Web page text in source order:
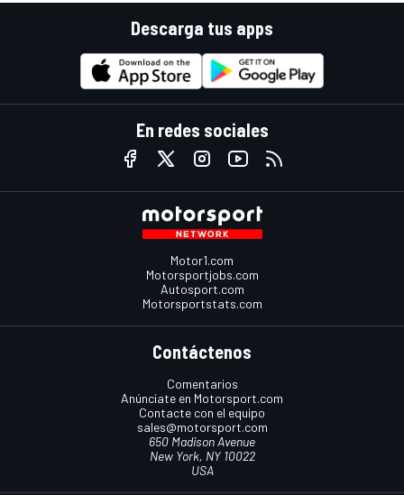
Descarga tus apps
En redes sociales
Motor1.com
Motorsportjobs.com
Autosport.com
Motorsportstats.com
Contáctenos
Comentarios
Anúnciate en Motorsport.com
Contacte con el equipo
sales@motorsport.com
650 Madison Avenue
New York, NY 10022
USA